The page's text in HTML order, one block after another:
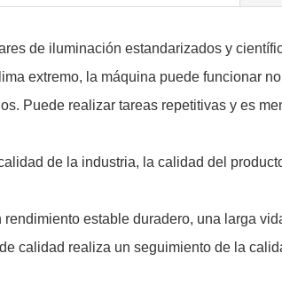
de iluminación estandarizados y
extremo, la máquina puede funcionar
Puede realizar tareas repetitivas y es
de la industria, la calidad del
estable duradero, una larga
calidad realiza un seguimiento de la